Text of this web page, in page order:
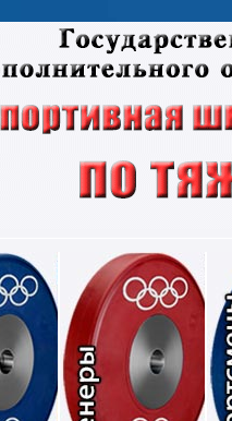
Соревнования